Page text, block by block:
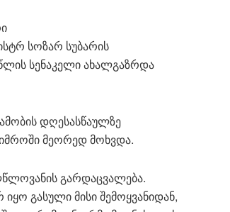
სოზარ სუბარის
სენაკელი ახალგაზრდა
დღესასწაულზე
მეორედ მოხვდა.
გარდაცვალება.
გასული მისი შემოყვანიდან,